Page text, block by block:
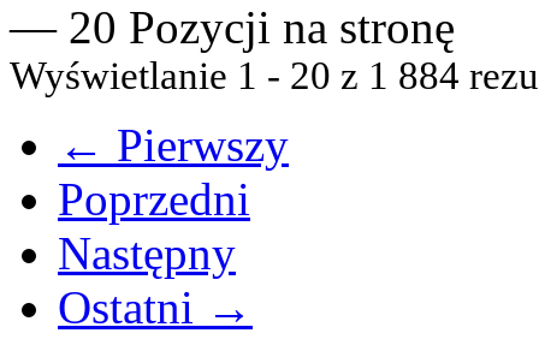
— 20 Pozycji na stronę
Wyświetlanie 1 - 20 z 1 884
← Pierwszy
Poprzedni
Następny
Ostatni →